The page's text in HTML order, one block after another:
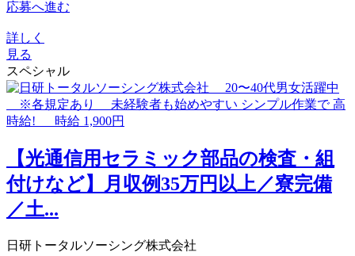
応募へ進む
詳しく
見る
スペシャル
【光通信用セラミック部品の検査・組
付けなど】月収例35万円以上／寮完備
／土...
日研トータルソーシング株式会社